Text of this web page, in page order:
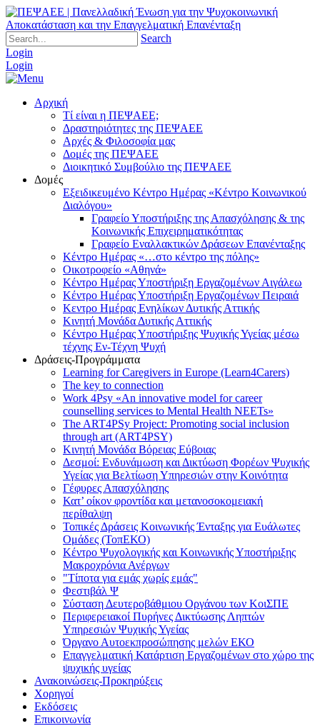
Search
Login
Login
Αρχική
Τί είναι η ΠΕΨΑΕΕ;
Δραστηριότητες της ΠΕΨΑΕΕ
Αρχές & Φιλοσοφία μας
Δομές της ΠΕΨΑΕΕ
Διοικητικό Συμβούλιο της ΠΕΨΑΕΕ
Δομές
Εξειδικευμένο Κέντρο Ημέρας «Κέντρο Κοινωνικού
Διαλόγου»
Γραφείο Υποστήριξης της Απασχόλησης & της
Κοινωνικής Επιχειρηματικότητας
Γραφείο Εναλλακτικών Δράσεων Επανένταξης
Κέντρο Ημέρας «…στο κέντρο της πόλης»
Οικοτροφείο «Αθηνά»
Κέντρο Ημέρας Υποστήριξη Eργαζομένων Αιγάλεω
Κέντρο Ημέρας Υποστήριξη Eργαζομένων Πειραιά
Κεντρο Ημέρας Ενηλίκων Δυτικής Αττικής
Κινητή Μονάδα Δυτικής Αττικής
Κέντρο Ημέρας Υποστήριξης Ψυχικής Υγείας μέσω
τέχνης Εν-Τέχνη Ψυχή
Δράσεις-Προγράμματα
Learning for Caregivers in Europe (Learn4Carers)
Τhe key to connection
Work 4Psy «An innovative model for career
counselling services to Mental Health NEETs»
The ART4PSy Project: Promoting social inclusion
through art (ART4PSY)
Κινητή Μονάδα Βόρειας Εύβοιας
Δεσμοί: Ενδυνάμωση και Δικτύωση Φορέων Ψυχικής
Υγείας για Βελτίωση Υπηρεσιών στην Κοινότητα
Γέφυρες Απασχόλησης
Κατ’ οίκον φροντίδα και μετανοσοκομειακή
περίθαλψη
Τοπικές Δράσεις Κοινωνικής Ένταξης για Ευάλωτες
Ομάδες (ΤοπΕΚΟ)
Κέντρο Ψυχολογικής και Κοινωνικής Υποστήριξης
Μακροχρόνια Ανέργων
"Τίποτα για εμάς χωρίς εμάς"
Φεστιβάλ Ψ
Σύσταση Δευτεροβάθμιου Οργάνου των ΚοιΣΠΕ
Περιφερειακοί Πυρήνες Δικτύωσης Ληπτών
Υπηρεσιών Ψυχικής Υγείας
Όργανο Αυτοεκπροσώπησης μελών ΕΚΟ
Επαγγελματική Κατάρτιση Εργαζομένων στο χώρο της
ψυχικής υγείας
Ανακοινώσεις-Προκηρύξεις
Χορηγοί
Εκδόσεις
Επικοινωνία